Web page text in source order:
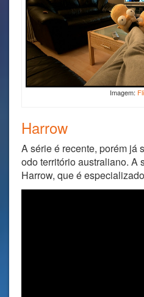
Imagem:
Harrow
A série é recente, porém já
odo território australiano. A
Harrow, que é